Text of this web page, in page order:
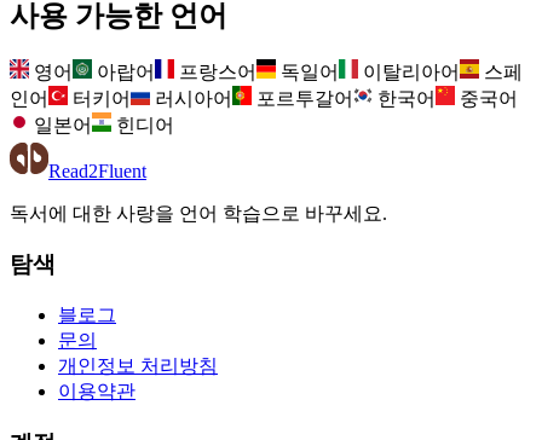
사용 가능한 언어
영어 아랍어 프랑스어 독일어 이탈리아어
스페
인어
터키어 러시아어 포르투갈어 한국어
중국어
일본어
힌디어
Read2Fluent
독서에 대한 사랑을 언어 학습으로 바꾸세요.
탐색
블로그
문의
개인정보 처리방침
이용약관